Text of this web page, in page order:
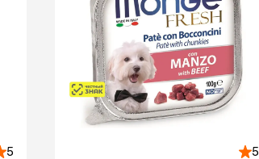
Средства от запаха и
Защита от паразитов
5 5